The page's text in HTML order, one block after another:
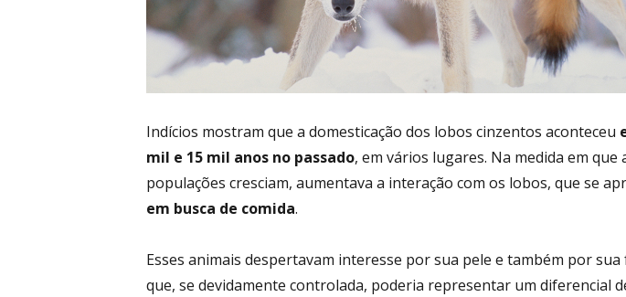
Indícios mostram que a domesticação dos lobos cinzentos aconteceu
mil e 15 mil anos no passado, em vários lugares. Na medida em que
populações cresciam, aumentava a interação com os lobos, que se
em busca de comida.
Esses animais despertavam interesse por sua pele e também por sua
que, se devidamente controlada, poderia representar um diferencial